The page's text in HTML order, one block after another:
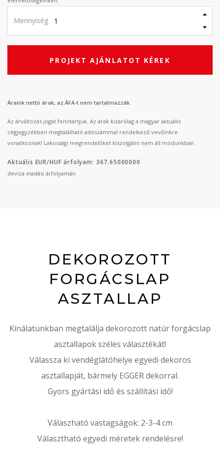
Mennyiség
PROJEKT AJÁNLATOT KÉREK
Áraink nettó árak, az ÁFA-t nem tartalmazzák.
Az árváltozás jogát fenntartjuk. Az árak kizárólag a magyar aktuális
cégjegyzékben megtalálható adószámmal rendelkező vevőinkre
vonatkoznak! Lakossági megrendelőket kiszolgálni nem áll módunkban.
Aktuális EUR/HUF árfolyam: 367.65000000
deviza eladási árfolyamán
DEKOROZOTT
FORGÁCSLAP
ASZTALLAP
Kínálatunkban megtalálja dekorozott natúr forgácslap
asztallapok széles választékát!
Válassza ki vendéglátóhelye egyedi dekoros
asztallapját, bármely EGGER dekorral.
Gyors gyártási idő és szállítási idő!
Válaszható vastagságok: 2-3-4 cm
Választható egyedi méretek rendelésre!